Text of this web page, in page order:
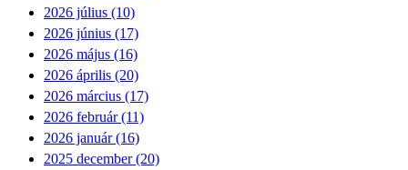
2026 július (10)
2026 június (17)
2026 május (16)
2026 április (20)
2026 március (17)
2026 február (11)
2026 január (16)
2025 december (20)